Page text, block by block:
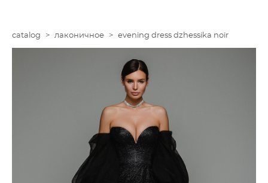
catalog > лаконичное > evening dress dzhessika noir